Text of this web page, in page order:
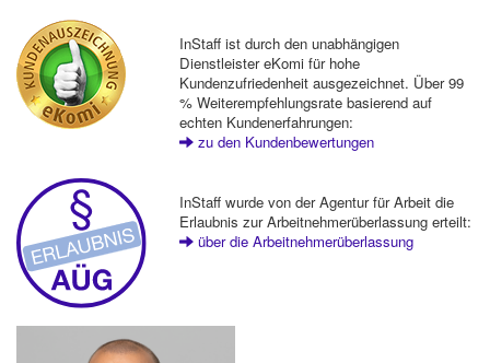
InStaff ist durch den unabhängigen
Dienstleister eKomi für hohe
Kundenzufriedenheit ausgezeichnet. Über 99
% Weiterempfehlungsrate basierend auf
echten Kundenerfahrungen:
zu den Kundenbewertungen
InStaff wurde von der Agentur für Arbeit die
Erlaubnis zur Arbeitnehmerüberlassung erteilt:
über die Arbeitnehmerüberlassung